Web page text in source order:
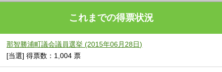
これまでの得票状況
那智勝浦町議会議員選挙 (2015年06月28日)
[当選] 得票数：1,004 票